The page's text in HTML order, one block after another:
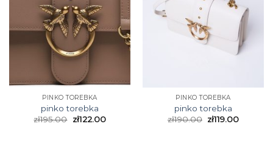
PINKO TOREBKA
pinko torebka
zł195.00 zł122.00
PINKO TOREBKA
pinko torebka
zł190.00 zł119.00